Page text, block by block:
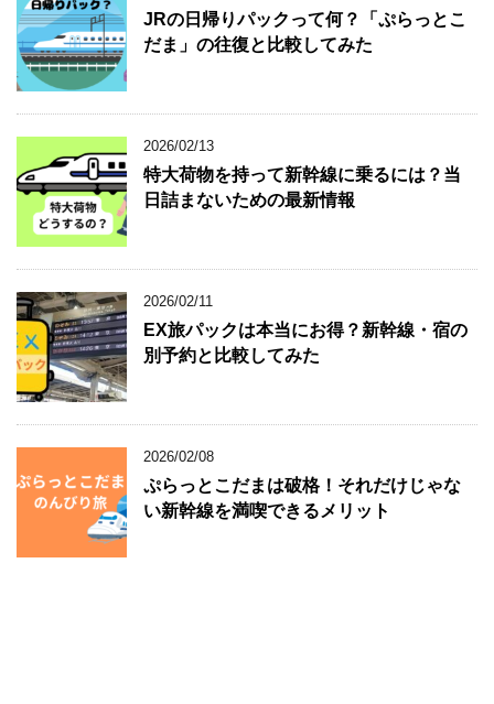
JRの日帰りパックって何？「ぷらっとこ
だま」の往復と比較してみた
2026/02/13
特大荷物を持って新幹線に乗るには？当
日詰まないための最新情報
2026/02/11
EX旅パックは本当にお得？新幹線・宿の
別予約と比較してみた
2026/02/08
ぷらっとこだまは破格！それだけじゃな
い新幹線を満喫できるメリット